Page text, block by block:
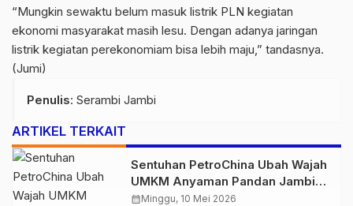
“Mungkin sewaktu belum masuk listrik PLN kegiatan
ekonomi masyarakat masih lesu. Dengan adanya jaringan
listrik kegiatan perekonomiam bisa lebih maju,” tandasnya.
(Jumi)
Penulis: Serambi Jambi
ARTIKEL TERKAIT
Sentuhan PetroChina Ubah Wajah
UMKM Anyaman Pandan Jambi
Jadi Lebih Berkelas
calendar_monthMinggu, 10 Mei 2026